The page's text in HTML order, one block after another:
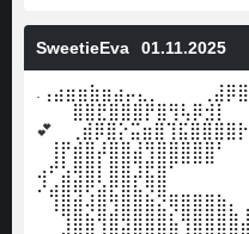
SweetieEva 01.11.2025
.⢠⣴⣶⣶⣷⣶⣴⡤⣄⡀
⠀⠀⠀⣿⣿⣟⣿⣿⣿⡟⣿⢻⢧⡿⣺⡇
💕